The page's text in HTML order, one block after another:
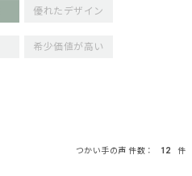
優れたデザイン
希少価値が高い
つかい手の声 件数： 12 件